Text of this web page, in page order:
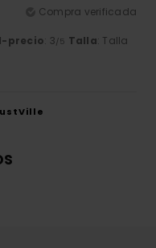
Compra verificada
precio: 3/5 Talla: Talla